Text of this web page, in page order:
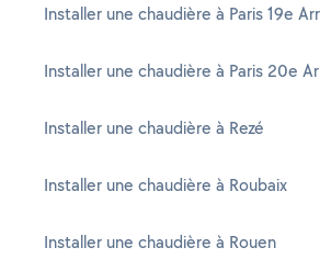
Installer une chaudière à Paris 19e
Installer une chaudière à Paris 20e
Installer une chaudière à Rezé
Installer une chaudière à Roubaix
Installer une chaudière à Rouen